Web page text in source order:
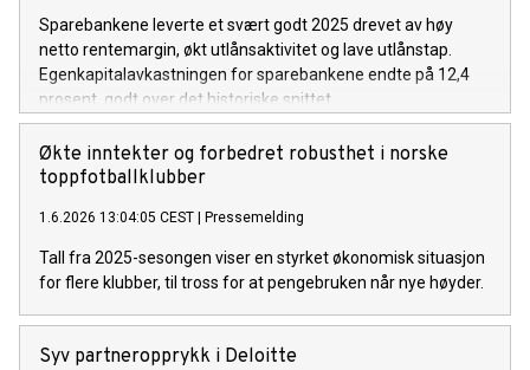
Sparebankene leverte et svært godt 2025 drevet av høy
netto rentemargin, økt utlånsaktivitet og lave utlånstap.
Egenkapitalavkastningen for sparebankene endte på 12,4
prosent, godt over det historiske snittet.
Økte inntekter og forbedret robusthet i norske
toppfotballklubber
1.6.2026 13:04:05 CEST Pressemelding
Tall fra 2025-sesongen viser en styrket økonomisk situasjon
for flere klubber, til tross for at pengebruken når nye høyder.
Syv partneropprykk i Deloitte